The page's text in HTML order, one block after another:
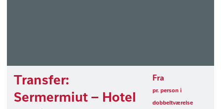
Transfer:
Sermermiut – Hotel
Fra
pr. person i
dobbeltværelse